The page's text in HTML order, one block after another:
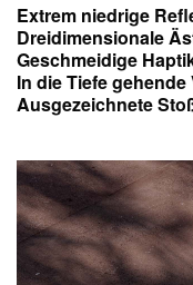
Extrem niedrige
Dreidimensionale
Geschmeidige
In die Tiefe
Ausgezeichnete